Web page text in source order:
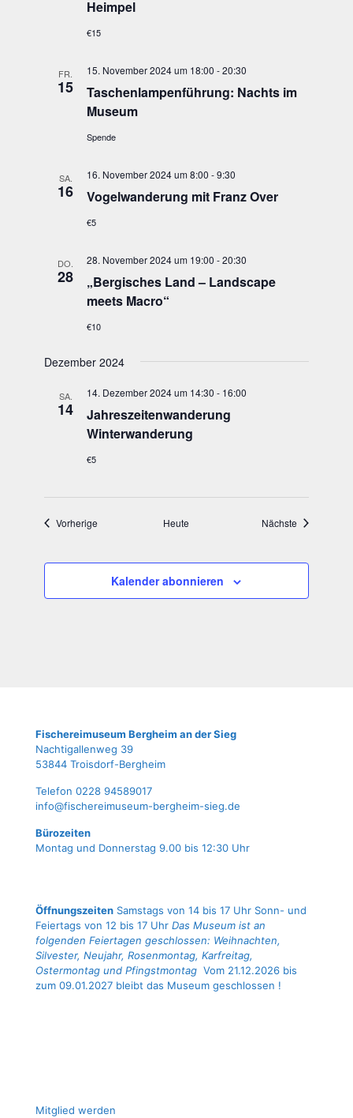
Heimpel
€15
FR.
15
Taschen­lam­pen­füh­rung: Nachts im
Museum
15. November 2024 um 18:00 -20:30
Spende
SA.
16 Vogel­wan­de­rung mit Franz Over
16. November 2024 um 8:00 -9:30
€5
DO.
28 „Ber­gi­sches Land – Land­scape
meets Macro“
28. November 2024 um 19:00 -20:30
€10
Dezember 2024
SA.
14
Jah­res­zei­ten­wan­de­rung
Winterwanderung
14. Dezember 2024 um 14:30 - 16:00
€5
Vorherige VeranstaltungenHeute Nächste
Kalender abonnieren
Fische­rei­mu­se­um Berg­heim an der Sieg
Nach­ti­gal­len­weg 39
53844 Troisdorf-Bergheim
Tele­fon 0228 94589017
info@fischereimuseum-bergheim-sieg.de
Büro­zei­ten
Mon­tag und Don­ners­tag 9.00 bis 12:30 Uhr
Öffnungszeiten Samstags von 14 bis 17 Uhr Sonn- und
Feiertags von 12 bis 17 Uhr Das Museum ist an
folgenden Feiertagen geschlossen: Weihnachten,
Silvester, Neujahr, Rosenmontag, Karfreitag,
Ostermontag und Pfingstmontag Vom 21.12.2026 bis
zum 09.01.2027 bleibt das Museum geschlossen !
Mit­glied werden